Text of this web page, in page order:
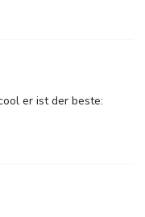
er ist der beste: